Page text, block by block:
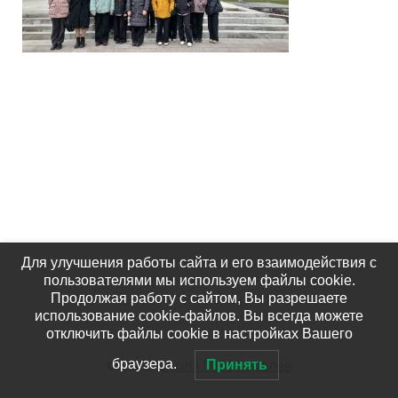
© 2026Школа №15 Королёв
Для улучшения работы сайта и его взаимодействия с
пользователями мы используем файлы cookie.
Продолжая работу с сайтом, Вы разрешаете
использование cookie-файлов. Вы всегда можете
отключить файлы cookie в настройках Вашего
браузера. Принять